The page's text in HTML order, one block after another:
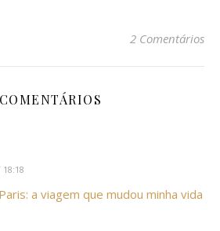
2 Comentários
18:18
a viagem que mudou minha vida